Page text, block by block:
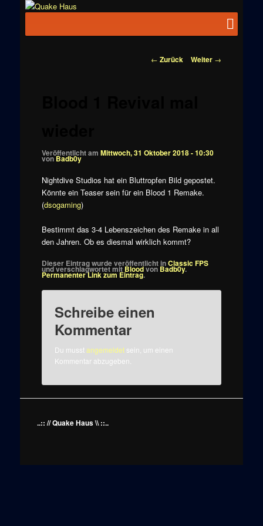
News zu
Beitragsnavigation
← Zurück Weiter →
Veröffentlicht am Mittwoch, 31 Oktober 2018 - 10:30
vonBadb0y
Nightdive Studios hat ein Bluttropfen Bild gepostet.
Könnte ein Teaser sein für ein Blood 1 Remake.
(dsogaming)
Bestimmt das 3-4 Lebenszeichen des Remake in all
den Jahren. Ob es diesmal wirklich kommt?
Dieser Eintrag wurde veröffentlicht inClassic FPS
und verschlagwortet mitBloodvonBadb0y.
Permanenter Link zum Eintrag.
Schreibe einen
Kommentar
Du musstangemeldetsein, um einen
Kommentar abzugeben.
..:: // Quake Haus \\ ::..